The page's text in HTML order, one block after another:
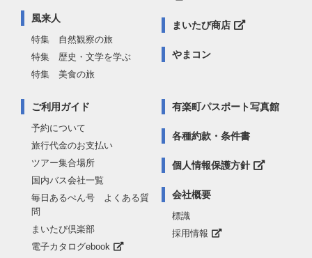
風来人
特集 自然観察の旅
特集 歴史・文学を学ぶ
特集 美食の旅
まいたび商店
やまコン
ご利用ガイド
予約について
旅行代金のお支払い
ツアー集合場所
国内バス会社一覧
毎日あるぺん号 よくある質
問
まいたび倶楽部
電子カタログebook
有楽町パスポート写真館
各種約款・条件書
個人情報保護方針
会社概要
標識
採用情報